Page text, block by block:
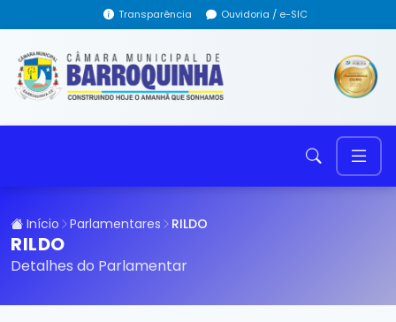
Transparência Ouvidoria / e-SIC
Início Parlamentares RILDO
RILDO
Detalhes do Parlamentar